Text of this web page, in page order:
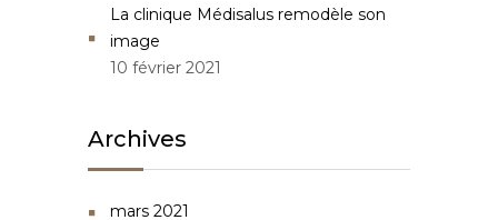
La clinique Médisalus remodèle son
image
10 février 2021
Archives
mars 2021